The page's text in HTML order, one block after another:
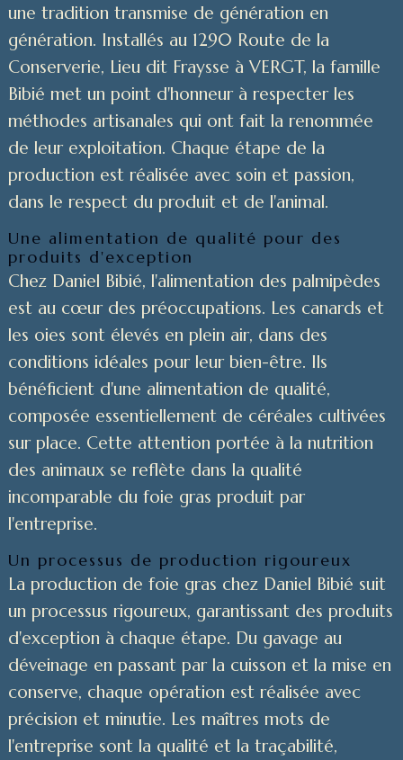
une tradition transmise de génération en
génération. Installés au 1290 Route de la
Conserverie, Lieu dit Fraysse à VERGT, la famille
Bibié met un point d'honneur à respecter les
méthodes artisanales qui ont fait la renommée
de leur exploitation. Chaque étape de la
production est réalisée avec soin et passion,
dans le respect du produit et de l'animal.
Une alimentation de qualité pour des
produits d'exception
Chez Daniel Bibié, l'alimentation des palmipèdes
est au cœur des préoccupations. Les canards et
les oies sont élevés en plein air, dans des
conditions idéales pour leur bien-être. Ils
bénéficient d'une alimentation de qualité,
composée essentiellement de céréales cultivées
sur place. Cette attention portée à la nutrition
des animaux se reflète dans la qualité
incomparable du foie gras produit par
l'entreprise.
Un processus de production rigoureux
La production de foie gras chez Daniel Bibié suit
un processus rigoureux, garantissant des produits
d'exception à chaque étape. Du gavage au
déveinage en passant par la cuisson et la mise en
conserve, chaque opération est réalisée avec
précision et minutie. Les maîtres mots de
l'entreprise sont la qualité et la traçabilité,